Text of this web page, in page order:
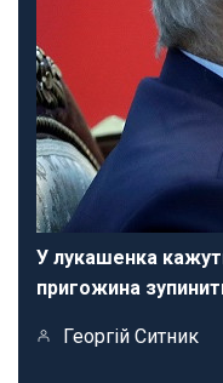
У лукашенка
пригожина
Георгій Ситник